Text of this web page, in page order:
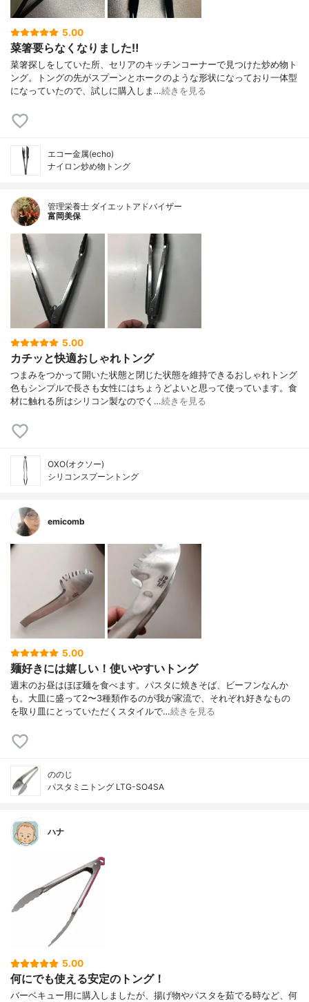
5.00
菜箸要らなくなりました‼︎
菜箸探しをしていた所、セリアのキッチンコーナーで見つけた炒め物ト
ング。トングの先がスプーンとホークのような形状になっており一体型
になっていたので、試しに購入しま…続きを見る
エコー金属(echo)
ナイロン炒め物トング
管理栄養士 ダイエットアドバイザー
富岡美保
5.00
カチッと快適おしゃれトング
つまみをつかって開いた状態と閉じた状態を維持できるおしゃれトング
色もシンプルで長さも女性にはちょうどよいと思って使っています。食
材に触れる所はシリコン製なのでく…続きを見る
OXO(オクソー)
シリコンスプーントング
emicomb
5.00
麺好きには嬉しい！使いやすいトング
週末のお昼はほぼ麺を食べます。パスタに焼きそば、ビーフンなんか
も。大皿に盛って2〜3種類作るのが我が家流で、それぞれ好きなもの
を取り皿にとっていただくスタイルで…続きを見る
ののじ
パスタミニトング LTG-SO4SA
ハナ
5.00
何にでも使える安定のトング！
バーベキュー用に購入しましたが、揚げ物やパスタを茹でる時など、何